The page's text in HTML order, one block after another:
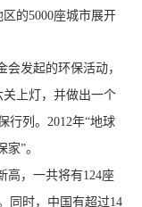
的5000座城市展开
发起的环保活动，
上灯，并做出一个
行列。2012年“地球
”。
，一共将有124座
同时，中国有超过14